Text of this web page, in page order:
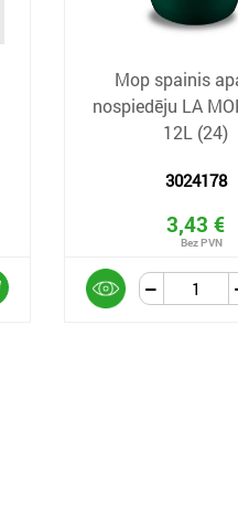
Mop spainis
nospiedēju LA
12L (24)
3024178
3,43 €